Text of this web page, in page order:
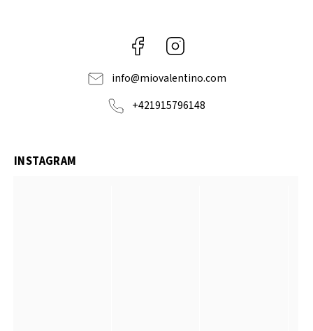
Facebook
info@miovalentino.com
+421915796148
INSTAGRAM